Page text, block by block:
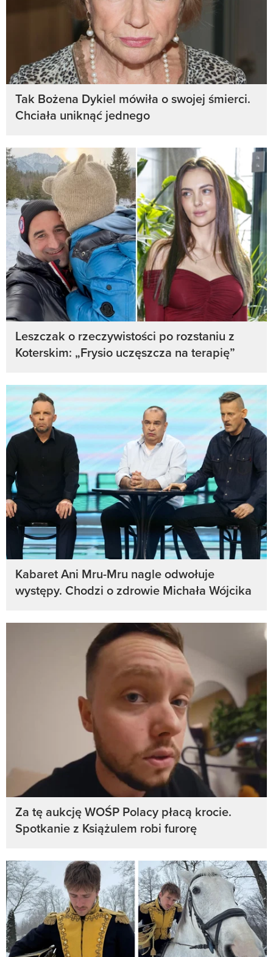
Tak Bożena Dykiel mówiła o swojej śmierci.
Chciała uniknąć jednego
Leszczak o rzeczywistości po rozstaniu z
Koterskim: „Frysio uczęszcza na terapię”
Kabaret Ani Mru-Mru nagle odwołuje
występy. Chodzi o zdrowie Michała Wójcika
Za tę aukcję WOŚP Polacy płacą krocie.
Spotkanie z Książulem robi furorę